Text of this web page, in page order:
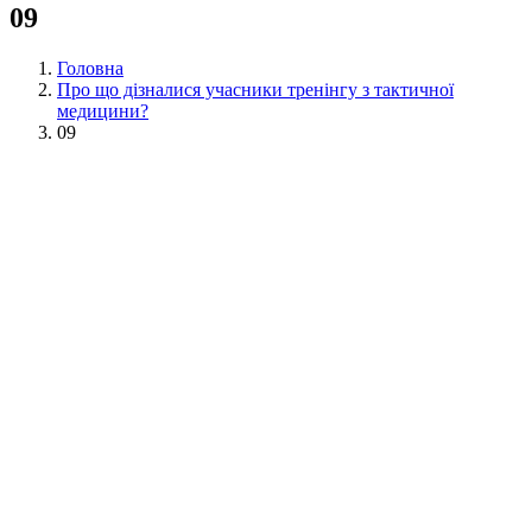
09
Головна
Про що дізналися учасники тренінгу з тактичної
медицини?
09